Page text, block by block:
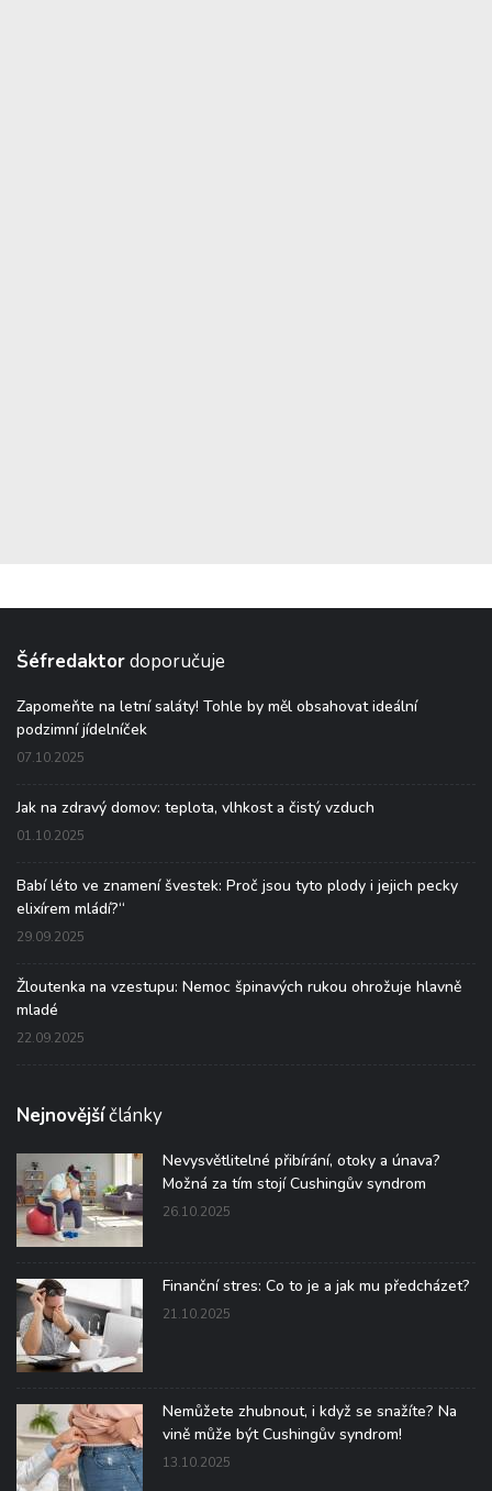
Šéfredaktordoporučuje
Zapomeňte na letní saláty! Tohle by měl obsahovat ideální
podzimní jídelníček
07.10.2025
Jak na zdravý domov: teplota, vlhkost a čistý vzduch
01.10.2025
Babí léto ve znamení švestek: Proč jsou tyto plody i jejich pecky
elixírem mládí?“
29.09.2025
Žloutenka na vzestupu: Nemoc špinavých rukou ohrožuje hlavně
mladé
22.09.2025
Nejnovějšíčlánky
Nevysvětlitelné přibírání, otoky a únava?
Možná za tím stojí Cushingův syndrom
26.10.2025
Finanční stres: Co to je a jak mu předcházet?
21.10.2025
Nemůžete zhubnout, i když se snažíte? Na
vině může být Cushingův syndrom!
13.10.2025